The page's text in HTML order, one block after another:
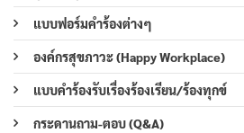
แบบฟอร์มคำร้องต่างๆ
องค์กรสุขภาวะ (Happy Workplace)
แบบคำร้องรับเรื่องร้องเรียน/ร้องทุกข์
กระดานถาม-ตอบ (Q&A)